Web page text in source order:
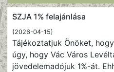
SZJA 1% felajánlása
(2026-04-15)
Tájékoztatjuk Önöket,
úgy, hogy Vác Város
jövedelemadójuk 1%-át.